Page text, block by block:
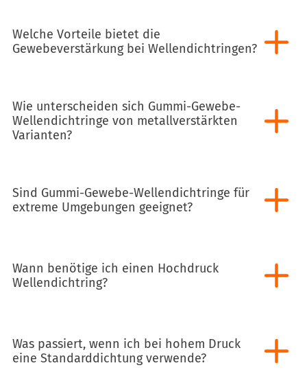
Welche Vorteile bietet die
Gewebeverstärkung bei Wellendichtringen?
Wie unterscheiden sich Gummi-Gewebe-
Wellendichtringe von metallverstärkten
Varianten?
Sind Gummi-Gewebe-Wellendichtringe für
extreme Umgebungen geeignet?
Wann benötige ich einen Hochdruck
Wellendichtring?
Was passiert, wenn ich bei hohem Druck
eine Standarddichtung verwende?